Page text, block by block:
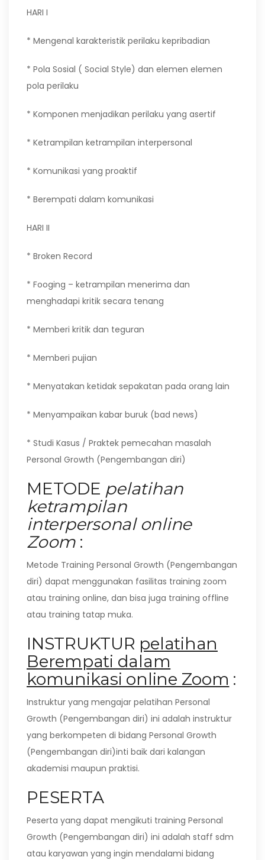
HARI I
* Mengenal karakteristik perilaku kepribadian
* Pola Sosial ( Social Style) dan elemen elemen
pola perilaku
* Komponen menjadikan perilaku yang asertif
* Ketrampilan ketrampilan interpersonal
* Komunikasi yang proaktif
* Berempati dalam komunikasi
HARI II
* Broken Record
* Fooging – ketrampilan menerima dan
menghadapi kritik secara tenang
* Memberi kritik dan teguran
* Memberi pujian
* Menyatakan ketidak sepakatan pada orang lain
* Menyampaikan kabar buruk (bad news)
* Studi Kasus / Praktek pemecahan masalah
Personal Growth (Pengembangan diri)
METODE pelatihan
ketrampilan
interpersonal online
Zoom :
Metode Training Personal Growth (Pengembangan
diri) dapat menggunakan fasilitas training zoom
atau training online, dan bisa juga training offline
atau training tatap muka.
INSTRUKTUR pelatihan
Berempati dalam
komunikasi online Zoom :
Instruktur yang mengajar pelatihan Personal
Growth (Pengembangan diri) ini adalah instruktur
yang berkompeten di bidang Personal Growth
(Pengembangan diri)inti baik dari kalangan
akademisi maupun praktisi.
PESERTA
Peserta yang dapat mengikuti training Personal
Growth (Pengembangan diri) ini adalah staff sdm
atau karyawan yang ingin mendalami bidang